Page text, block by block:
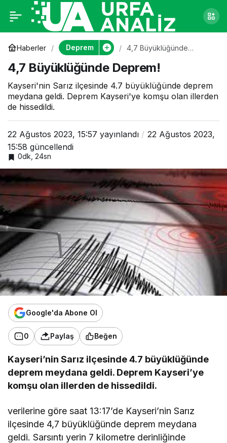
Haberler Deprem
4,7 Büyüklüğünde
4,7 Büyüklüğünde Deprem!
Kayseri'nin Sarız ilçesinde 4.7 büyüklüğünde deprem
meydana geldi. Deprem Kayseri'ye komşu olan illerden
de hissedildi.
22 Ağustos 2023, 15:57 yayınlandı
22 Ağustos 2023,
15:58 güncellendi
0dk, 24sn
Google'da Abone Ol
0 Paylaş Beğen
Kayseri’nin Sarız ilçesinde 4.7 büyüklüğünde
deprem meydana geldi. Deprem Kayseri’ye
komşu olan illerden de hissedildi.
verilerine göre saat 13:17’de Kayseri’nin Sarız
ilçesinde 4,7 büyüklüğünde deprem meydana
geldi. Sarsıntı yerin 7 kilometre derinliğinde
4,7 Büyüklüğünde
Deprem!
0